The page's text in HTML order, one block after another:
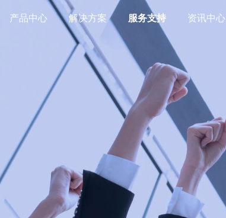
产品中心 解决方案 服务支持 资讯中心